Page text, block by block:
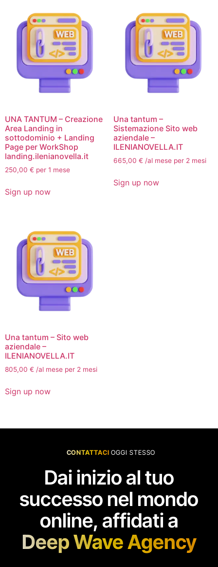
UNA TANTUM – Creazione
Area Landing in
sottodominio + Landing
Page per WorkShop
landing.ilenianovella.it
250,00 € per 1 mese
Sign up now
Una tantum –
Sistemazione Sito web
aziendale –
ILENIANOVELLA.IT
665,00 € /al mese per 2 mesi
Sign up now
Una tantum – Sito web
aziendale –
ILENIANOVELLA.IT
805,00 € /al mese per 2 mesi
Sign up now
CONTATTACI OGGI STESSO
Dai inizio al tuo
successo nel mondo
online, affidati a
Deep Wave Agency